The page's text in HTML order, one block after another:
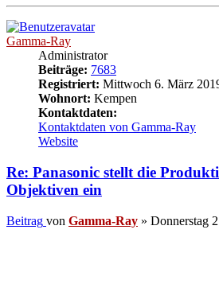
Gamma-Ray
Administrator
Beiträge: 7683
Registriert: Mittwoch 6. März
Wohnort: Kempen
Kontaktdaten:
Kontaktdaten von Gamma-Ray
Website
Re: Panasonic stellt die
Objektiven ein
Beitrag von Gamma-Ray » Donnerstag